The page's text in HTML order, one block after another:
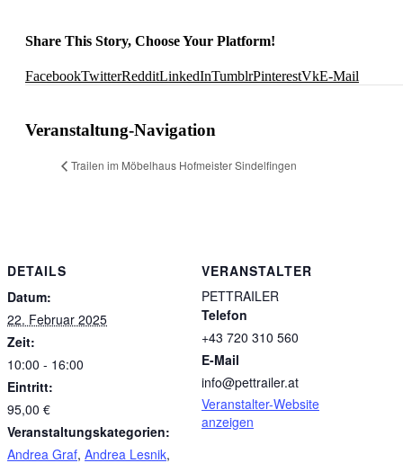
Share This Story, Choose Your Platform!
FacebookTwitterRedditLinkedInTumblrPinterestVkE-Mail
Veranstaltung-Navigation
Trailen im Möbelhaus Hofmeister Sindelfingen
DETAILS
Datum:
22. Februar 2025
Zeit:
10:00 - 16:00
Eintritt:
95,00 €
Veranstaltungskategorien:
Andrea Graf, Andrea Lesnik,
VERANSTALTER
PETTRAILER
Telefon
+43 720 310 560
E-Mail
info@pettrailer.at
Veranstalter-Website
anzeigen